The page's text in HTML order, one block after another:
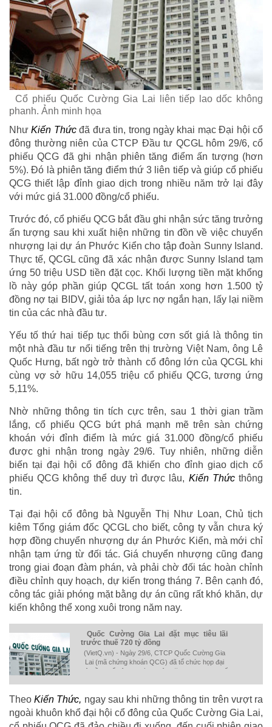
Cổ phiếu Quốc Cường Gia Lai liên tiếp lao dốc không
phanh. Ảnh minh họa
NhưKiến Thứcđã đưa tin, trong ngày khai mạc Đại hội cổ
đông thường niên của CTCP Đầu tư QCGL hôm 29/6, cổ
phiếu QCG đã ghi nhận phiên tăng điểm ấn tượng (hơn
5%). Đó là phiên tăng điểm thứ 3 liên tiếp và giúp cổ phiếu
QCG thiết lập đỉnh giao dịch trong nhiều năm trở lại đây
với mức giá 31.000 đồng/cổ phiếu.
Trước đó, cổ phiếu QCG bắt đầu ghi nhận sức tăng trưởng
ấn tượng sau khi xuất hiện những tin đồn về việc chuyển
nhượng lại dự án Phước Kiển cho tập đoàn Sunny Island.
Thực tế, QCGL cũng đã xác nhận được Sunny Island tạm
ứng 50 triệu USD tiền đặt cọc. Khối lượng tiền mặt khổng
lồ này góp phần giúp QCGL tất toán xong hơn 1.500 tỷ
đồng nợ tại BIDV, giải tỏa áp lực nợ ngắn hạn, lấy lại niềm
tin của các nhà đầu tư.
Yếu tố thứ hai tiếp tục thổi bùng cơn sốt giá là thông tin
một nhà đầu tư nổi tiếng trên thị trường Việt Nam, ông Lê
Quốc Hưng, bất ngờ trở thành cổ đông lớn của QCGL khi
cùng vợ sở hữu 14,055 triệu cổ phiếu QCG, tương ứng
5,11%.
Nhờ những thông tin tích cực trên, sau 1 thời gian trầm
lắng, cổ phiếu QCG bứt phá mạnh mẽ trên sàn chứng
khoán với đỉnh điểm là mức giá 31.000 đồng/cổ phiếu
được ghi nhận trong ngày 29/6. Tuy nhiên, những diễn
biến tại đại hội cổ đông đã khiến cho đỉnh giao dịch cổ
phiếu QCG không thể duy trì được lâu, Kiến Thứcthông
tin.
Tại đại hội cổ đông bà Nguyễn Thị Như Loan, Chủ tịch
kiêm Tổng giám đốc QCGL cho biết, công ty vẫn chưa ký
hợp đồng chuyển nhượng dự án Phước Kiển, mà mới chỉ
nhận tạm ứng từ đối tác. Giá chuyển nhượng cũng đang
trong giai đoạn đàm phán, và phải chờ đối tác hoàn chỉnh
điều chỉnh quy hoạch, dự kiến trong tháng 7. Bên cạnh đó,
công tác giải phóng mặt bằng dự án cũng rất khó khăn, dự
kiến không thể xong xuôi trong năm nay.
Quốc Cường Gia Lai đặt mục tiêu lãi
trước thuế 720 tỷ đồng
(VietQ.vn) - Ngày 29/6, CTCP Quốc Cường Gia
Lai (mã chứng khoán QCG) đã tổ chức họp đại
hội đồng cổ đông thường niên năm 2017. Theo kế
tỷ đồng.
TheoKiến Thức, ngay sau khi những thông tin trên vượt ra
ngoài khuôn khổ đại hội cổ đông của Quốc Cường Gia Lai,